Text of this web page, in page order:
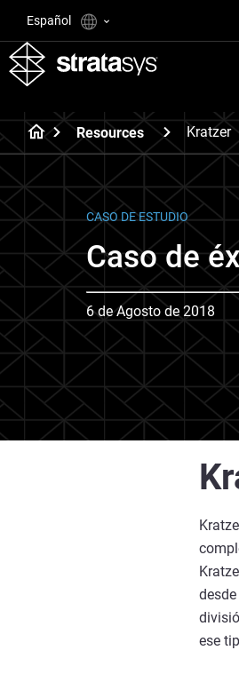
Español
Resources Kratzer
CASO DE ESTUDIO
Caso de
6 de Agosto de 2018
ese